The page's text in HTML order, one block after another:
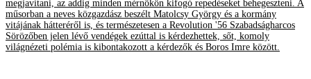
megjavítani, az addig minden mérnökön kifogó repedéseket behegeszteni. A
műsorban a neves közgazdász beszélt Matolcsy György és a kormány
vitájának hátteréről is, és természetesen a Revolution '56 Szabadságharcos
Sörözőben jelen lévő vendégek ezúttal is kérdezhettek, sőt, komoly
világnézeti polémia is kibontakozott a kérdezők és Boros Imre között.